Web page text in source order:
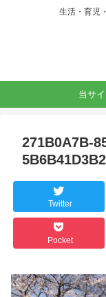
生活・育児
当サ
271B0A7B-
Twitter
Pocket